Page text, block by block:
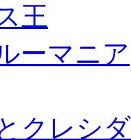
王
ーマニア
クレシダ